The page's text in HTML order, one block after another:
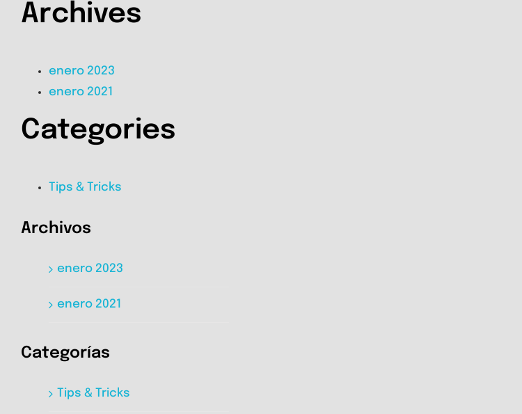
Archives
enero 2023
enero 2021
Categories
Tips & Tricks
Archivos
enero 2023
enero 2021
Categorías
Tips & Tricks